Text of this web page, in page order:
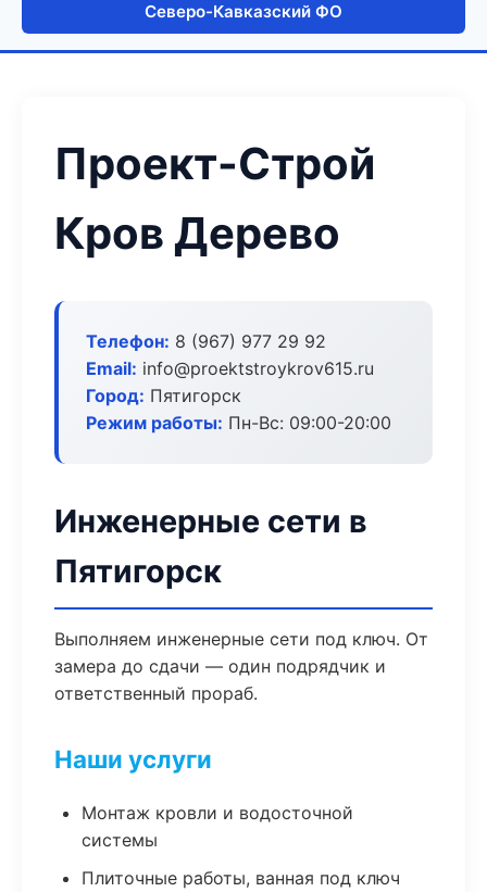
Северо-Кавказский ФО
Проект-Строй
Кров Дерево
Телефон: 8 (967) 977 29 92
Email: info@proektstroykrov615.ru
Город: Пятигорск
Режим работы: Пн-Вс: 09:00-20:00
Инженерные сети в
Пятигорск
Выполняем инженерные сети под ключ. От
замера до сдачи — один подрядчик и
ответственный прораб.
Наши услуги
Монтаж кровли и водосточной
системы
Плиточные работы, ванная под ключ